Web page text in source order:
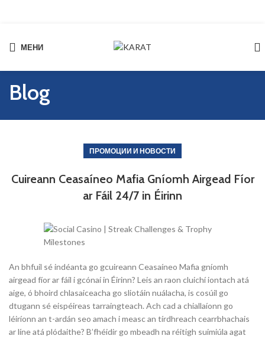
МЕНИ
Blog
ПРОМОЦИИ И НОВОСТИ
Cuireann Ceasaíneo Mafia Gníomh Airgead Fíor
ar Fáil 24/7 in Éirinn
An bhfuil sé indéanta go gcuireann Ceasaíneo Mafia gníomh
airgead fíor ar fáil i gcónaí in Éirinn? Leis an raon cluichí iontach atá
aige, ó bhoird chlasaiceacha go sliotáin nuálacha, is cosúil go
dtugann sé eispéireas tarraingteach. Ach cad a chiallaíonn go
léiríonn an t-ardán seo amach i measc an tírdhreach cearrbhachais
ar líne atá plódaithe? B’fhéidir go mbeadh na réitigh suimiúla agat